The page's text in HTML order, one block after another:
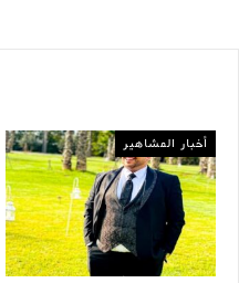
أخبار المشاهير